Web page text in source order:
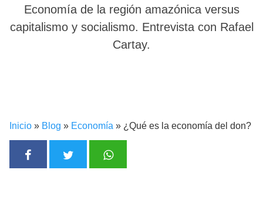
Economía de la región amazónica versus
capitalismo y socialismo. Entrevista con Rafael
Cartay.
Inicio » Blog » Economía » ¿Qué es la economía del don?